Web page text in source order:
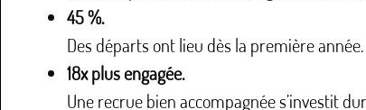
45 %.
Des départs ont lieu dès la première année.
18x plus engagée.
Une recrue bien accompagnée s’investit